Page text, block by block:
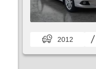
2012